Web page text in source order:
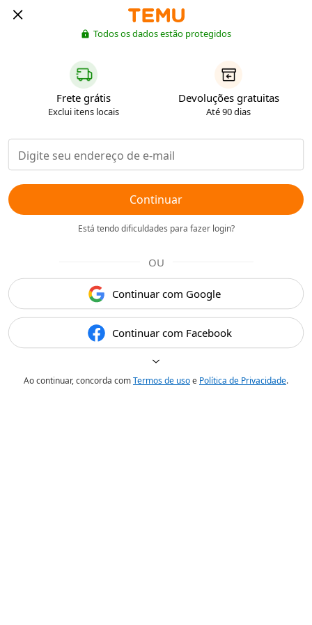
Todos os dados estão protegidos
Frete grátis
Exclui itens locais
Devoluções gratuitas
Até 90 dias
Continuar
Está tendo dificuldades para fazer login?
OU
Continuar com Google
Continuar com Facebook
Ao continuar, concorda comTermos de usoe Política de Privacidade.